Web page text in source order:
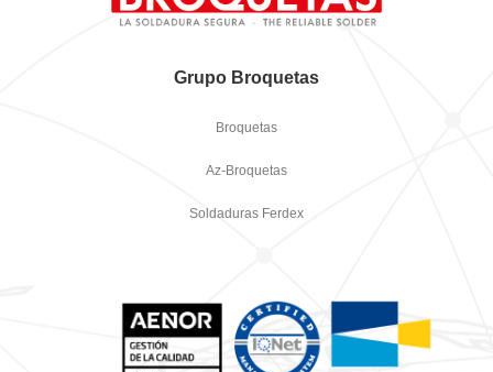
Grupo Broquetas
Broquetas
Az-Broquetas
Soldaduras Ferdex